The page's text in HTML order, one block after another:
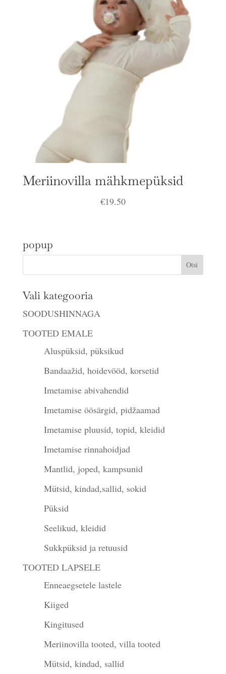
Meriinovilla mähkmepüksid
€19.50
popup
Vali kategooria
SOODUSHINNAGA
TOOTED EMALE
Aluspüksid, püksikud
Bandaažid, hoidevööd, korsetid
Imetamise abivahendid
Imetamise öösärgid, pidžaamad
Imetamise pluusid, topid, kleidid
Imetamise rinnahoidjad
Mantlid, joped, kampsunid
Mütsid, kindad,sallid, sokid
Püksid
Seelikud, kleidid
Sukkpüksid ja retuusid
TOOTED LAPSELE
Enneaegsetele lastele
Kiiged
Kingitused
Meriinovilla tooted, villa tooted
Mütsid, kindad, sallid